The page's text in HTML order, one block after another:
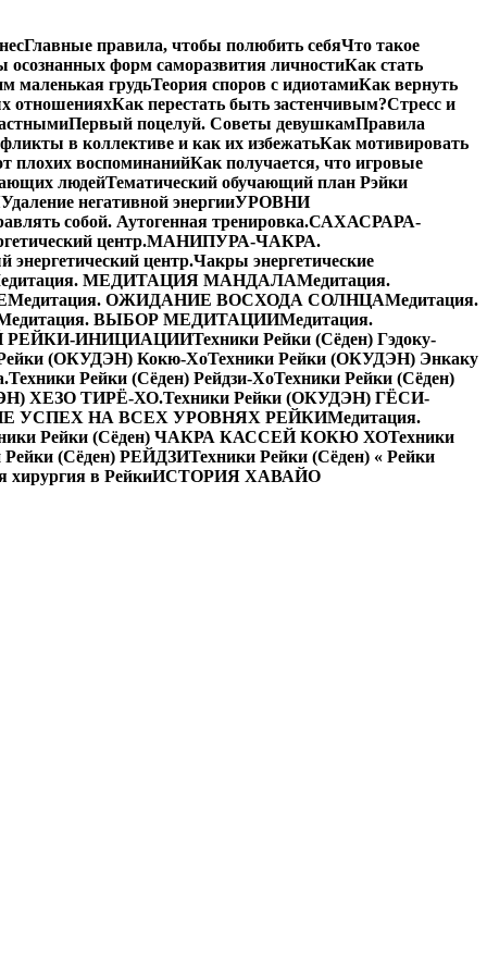
Главные правила, чтобы полюбить себяЧто такое
осознанных форм саморазвития личностиКак стать
маленькая грудьТеория споров с идиотамиКак вернуть
отношенияхКак перестать быть застенчивым?Стресс и
Первый поцелуй. Советы девушкамПравила
в коллективе и как их избежатьКак мотивировать
плохих воспоминанийКак получается, что игровые
людейТематический обучающий план Рэйки
Удаление негативной энергииУРОВНИ
собой. Аутогенная тренировка.САХАСРАРА-
центр.МАНИПУРА-ЧАКРА.
центр.Чакры энергетические
МЕДИТАЦИЯ МАНДАЛАМедитация.
Медитация. ОЖИДАНИЕ ВОСХОДА СОЛНЦАМедитация.
ВЫБОР МЕДИТАЦИИМедитация.
РЕЙКИ-ИНИЦИАЦИИТехники Рейки (Сёден) Гэдоку-
(ОКУДЭН) Кокю-ХоТехники Рейки (ОКУДЭН) Энкаку
Техники Рейки (Сёден) Рейдзи-ХоТехники Рейки (Сёден)
ХЕЗО ТИРЁ-ХО.Техники Рейки (ОКУДЭН) ГЁСИ-
УСПЕХ НА ВСЕХ УРОВНЯХ РЕЙКИМедитация.
Рейки (Сёден) ЧАКРА КАССЕЙ КОКЮ ХОТехники
Рейки (Сёден) РЕЙДЗИТехники Рейки (Сёден) « Рейки
хирургия в РейкиИСТОРИЯ ХАВАЙО